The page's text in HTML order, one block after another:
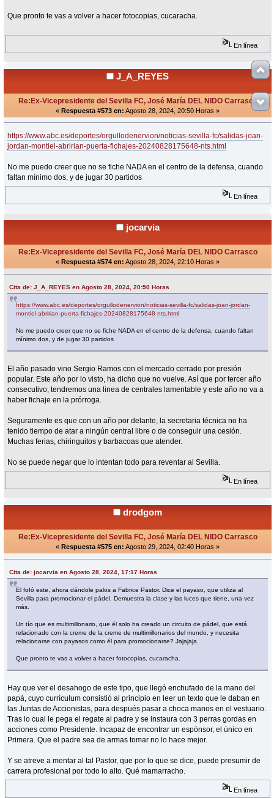
Que pronto te vas a volver a hacer fotocopias, cucaracha.
En línea
J_A_REYES
Re:Ex-Vicepresidente del Sevilla FC, José María DEL NIDO Carrasco
« Respuesta #573 en: Agosto 28, 2024, 20:50 Horas »
https://www.abc.es/deportes/orgullodenervion/noticias-sevilla-fc/salidas-joan-
jordan-montiel-abririan-puerta-fichajes-20240828175648-nts.html
No me puedo creer que no se fiche NADA en el centro de la defensa, cuando
faltan mínimo dos, y de jugar 30 partidos
En línea
jocarvia
Re:Ex-Vicepresidente del Sevilla FC, José María DEL NIDO Carrasco
« Respuesta #574 en: Agosto 28, 2024, 22:10 Horas »
Cita de: J_A_REYES en Agosto 28, 2024, 20:50 Horas
https://www.abc.es/deportes/orgullodenervion/noticias-sevilla-fc/salidas-joan-jordan-
montiel-abririan-puerta-fichajes-20240828175648-nts.html
No me puedo creer que no se fiche NADA en el centro de la defensa, cuando faltan
mínimo dos, y de jugar 30 partidos
El año pasado vino Sergio Ramos con el mercado cerrado por presión
popular. Este año por lo visto, ha dicho que no vuelve. Así que por tercer año
consecutivo, tendremos una linea de centrales lamentable y este año no va a
haber fichaje en la prórroga.
Seguramente es que con un año por delante, la secretaria técnica no ha
tenido tiempo de atar a ningún central libre o de conseguir una cesión.
Muchas ferias, chiringuitos y barbacoas que atender.
No se puede negar que lo intentan todo para reventar al Sevilla.
En línea
drodgom
Re:Ex-Vicepresidente del Sevilla FC, José María DEL NIDO Carrasco
« Respuesta #575 en: Agosto 29, 2024, 02:40 Horas »
Cita de: jocarvia en Agosto 28, 2024, 17:17 Horas
El fofó este, ahora dándole palos a Fabrice Pastor. Dice el payaso, que utiliza al
Sevilla para promocionar el pádel. Demuestra la clase y las luces que tiene, una vez
más.
Un tío que es multimillonario, que él solo ha creado un circuito de pádel, que está
relacionado con la creme de la creme de multimillonarios del mundo, y necesita
relacionarse con payasos como él para promocionarse? Jajajaja.
Que pronto te vas a volver a hacer fotocopias, cucaracha.
Hay que ver el desahogo de este tipo, que llegó enchufado de la mano del
papá, cuyo currículum consistió al principio en leer un texto que le daban en
las Juntas de Accionistas, para después pasar a choca manos en el vestuario.
Tras lo cual le pega el regate al padre y se instaura con 3 perras gordas en
acciones como Presidente. Incapaz de encontrar un espónsor, el único en
Primera. Que el padre sea de armas tomar no lo hace mejor.
Y se atreve a mentar al tal Pastor, que por lo que se dice, puede presumir de
carrera profesional por todo lo alto. Qué mamarracho.
En línea